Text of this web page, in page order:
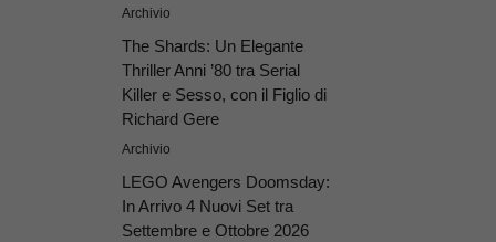
Archivio
The Shards: Un Elegante
Thriller Anni ’80 tra Serial
Killer e Sesso, con il Figlio di
Richard Gere
Archivio
LEGO Avengers Doomsday:
In Arrivo 4 Nuovi Set tra
Settembre e Ottobre 2026